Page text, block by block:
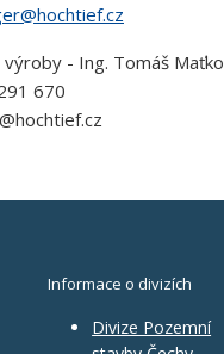
- Ing. Tomáš Maťko
670
Informace o divizích
Divize Pozemní